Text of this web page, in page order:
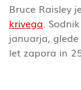
Bruce Raisley
krivega.
januarja,
let zapora in